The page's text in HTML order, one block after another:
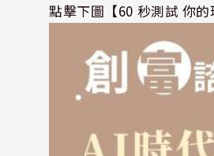
點擊下圖【60 秒測試 你的